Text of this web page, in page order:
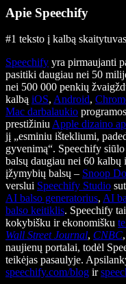
Apie Speechify
#1 teksto į kalbą skaitytuvas
Speechify yra pirmaujanti
pasitiki daugiau nei 50
nei 500 000 penkių
kalbą iOS, Android,
Mac darbalaukio
prestižiniu Apple dizaino
jį „esminiu ištekliumi,
gyvenimą“. Speechify
balsų daugiau nei 60 kalbų
įžymybių balsų – Snoop
verslui Speechify Studio
AI balso generatorius, AI
balso keitiklis. Speechify
kokybišku ir ekonomišku
Wall Street Journal, CNBC,
naujienų portalai, todėl
teikėjas pasaulyje.
speechify.com/blog ir